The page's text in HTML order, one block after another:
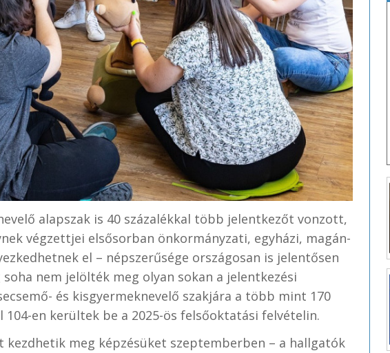
alapszak is 40 százalékkal több jelentkezőt vonzott,
végzettjei elsősorban önkormányzati, egyházi, magán-
el – népszerűsége országosan is jelentősen
nem jelölték meg olyan sokan a jelentkezési
és kisgyermeknevelő szakjára a több mint 170
104-en kerültek be a 2025-ös felsőoktatási felvételin.
meg képzésüket szeptemberben – a hallgatók